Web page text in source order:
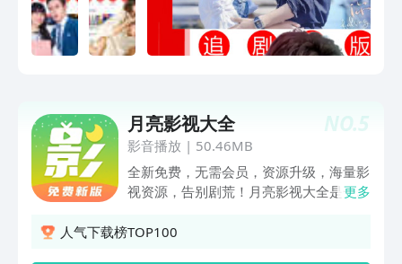
NO.5
月亮影视大全
影音播放 | 50.46MB
全新免费，无需会员，资源升级，海量影
视资源，告别剧荒！月亮影视大全是一款
身。无论你是想看蓝光电影、热播电视
更多
人气下载榜TOP100